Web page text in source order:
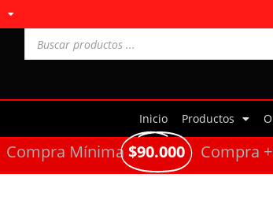
Inicio Productos
Compra Mínima$90.000 Compra